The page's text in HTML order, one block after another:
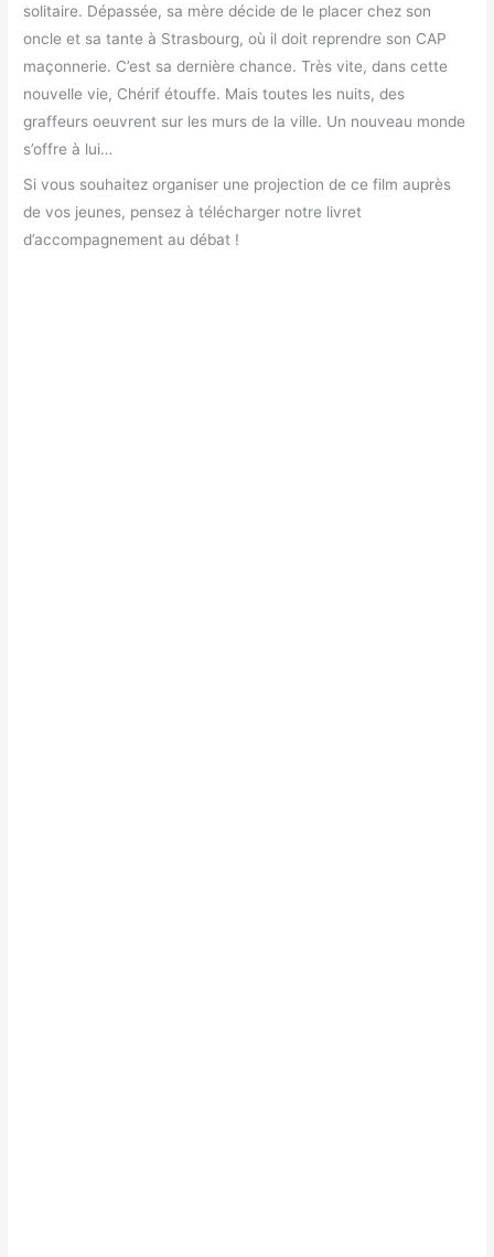
solitaire. Dépassée, sa mère décide de le placer chez son
oncle et sa tante à Strasbourg, où il doit reprendre son CAP
maçonnerie. C’est sa dernière chance. Très vite, dans cette
nouvelle vie, Chérif étouffe. Mais toutes les nuits, des
graffeurs oeuvrent sur les murs de la ville. Un nouveau monde
s’offre à lui…
Si vous souhaitez organiser une projection de ce film auprès
de vos jeunes, pensez à télécharger notre livret
d’accompagnement au débat !